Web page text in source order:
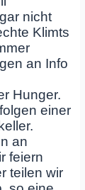
nicht
Klimts
an Info
Hunger.
einer
an
feiern
teilen wir